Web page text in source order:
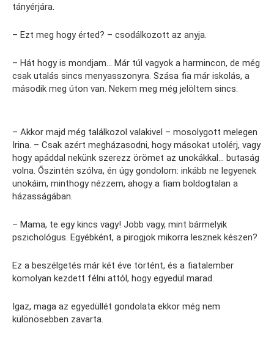
tányérjára.
– Ezt meg hogy érted? – csodálkozott az anyja.
– Hát hogy is mondjam… Már túl vagyok a harmincon, de még
csak utalás sincs menyasszonyra. Szása fia már iskolás, a
második meg úton van. Nekem meg még jelöltem sincs.
– Akkor majd még találkozol valakivel – mosolygott melegen
Irina. – Csak azért megházasodni, hogy másokat utolérj, vagy
hogy apáddal nekünk szerezz örömet az unokákkal… butaság
volna. Őszintén szólva, én úgy gondolom: inkább ne legyenek
unokáim, minthogy nézzem, ahogy a fiam boldogtalan a
házasságában.
– Mama, te egy kincs vagy! Jobb vagy, mint bármelyik
pszichológus. Egyébként, a pirogjok mikorra lesznek készen?
Ez a beszélgetés már két éve történt, és a fiatalember
komolyan kezdett félni attól, hogy egyedül marad.
Igaz, maga az egyedüllét gondolata ekkor még nem
különösebben zavarta.